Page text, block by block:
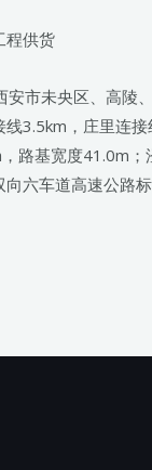
程供货
市未央区、高
3.5km，庄里
路基宽度41.0m
六车道高速公路